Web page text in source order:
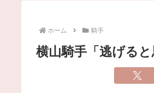
ホーム 騎手
横山騎手「逃げる